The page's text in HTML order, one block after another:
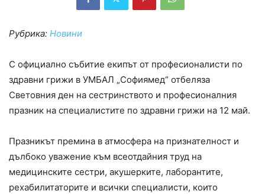
Рубрика: Новини
С официално събитие екипът от професионалисти по
здравни грижи в УМБАЛ „Софиямед“ отбеляза
Световния ден на сестринството и професионалния
празник на специалистите по здравни грижи на 12 май.
Празникът премина в атмосфера на признателност и
дълбоко уважение към всеотдайния труд на
медицинските сестри, акушерките, лаборантите,
рехабилитаторите и всички специалисти, които